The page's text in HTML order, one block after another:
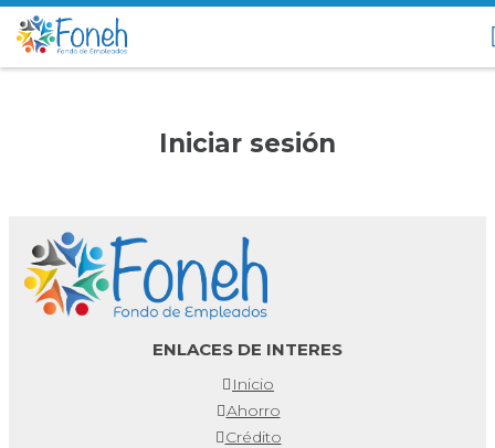
Iniciar sesión
ENLACES DE INTERES
Inicio
Ahorro
Crédito